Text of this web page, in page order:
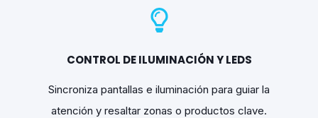
CONTROL DE ILUMINACIÓN Y LEDS
Sincroniza pantallas e iluminación para guiar la
atención y resaltar zonas o productos clave.